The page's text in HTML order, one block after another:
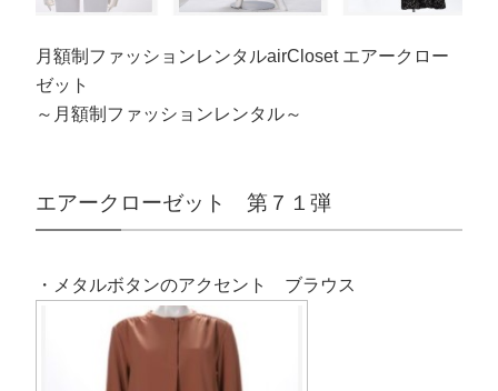
月額制ファッションレンタルairCloset エアークロー
ゼット
～月額制ファッションレンタル～
エアークローゼット 第７１弾
・メタルボタンのアクセント ブラウス